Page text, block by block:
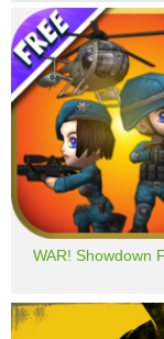
WAR! Showdown